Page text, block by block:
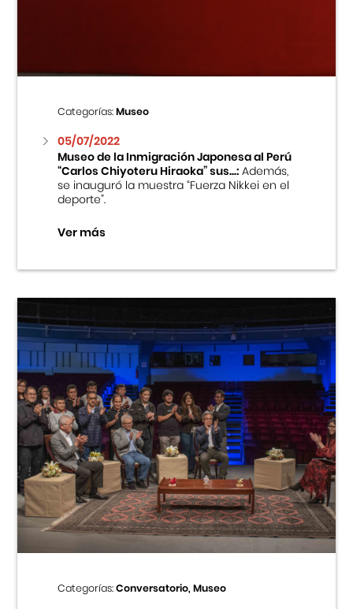
Cursos
Museo de la Inmigración Japonesa
Fondo Editorial
Teatro Peruano Japonés
Categorías:Museo
05/07/2022
Museo de la Inmigración Japonesa al Perú
“Carlos Chiyoteru Hiraoka” sus...:Además,
se inauguró la muestra “Fuerza Nikkei en el
deporte”.
Ver más
Categorías:Conversatorio, Museo